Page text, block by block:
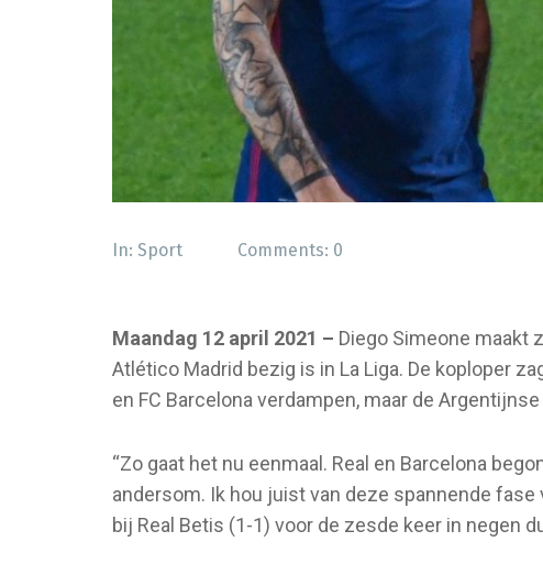
In: Sport Comments: 0
Maandag 12 april 2021 – Diego Simeone maakt
Atlético Madrid bezig is in La Liga. De koploper
en FC Barcelona verdampen, maar de
“Zo gaat het nu eenmaal. Real en Barcelona
andersom. Ik hou juist van deze spannende
bij Real Betis (1-1) voor de zesde keer in negen